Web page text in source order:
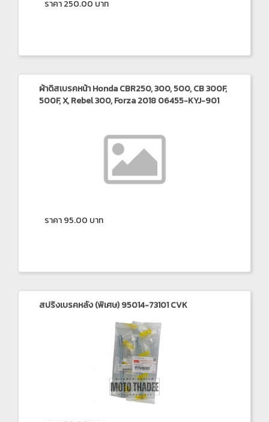
ราคา 250.00 บาท
ผ้าดิสเบรคหน้า Honda CBR250, 300, 500, CB 300F,
500F, X, Rebel 300, Forza 2018 06455-KYJ-901
ราคา 95.00 บาท
สปริงเบรคหลัง (พิเศษ) 95014-73101 CVK